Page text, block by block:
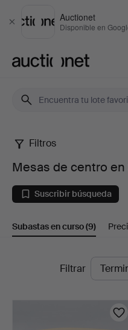
Cerrar
Auctionet
Disponible en
Mesas
de
centro
en
Sørensen
Filtros
Mesas de centro
Suscribir búsqueda
Subastas en curso(9)
SubastasFiltrar